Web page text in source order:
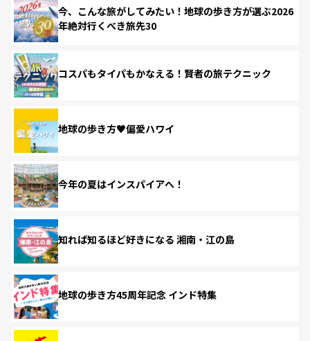
今、こんな旅がしてみたい！地球の歩き方が選ぶ2026
年絶対行くべき旅先30
コスパもタイパもかなえる！賢者の旅テクニック
地球の歩き方♥偏愛ハワイ
今年の夏はインスパイアへ！
知れば知るほど好きになる 湘南・江の島
地球の歩き方45周年記念 インド特集